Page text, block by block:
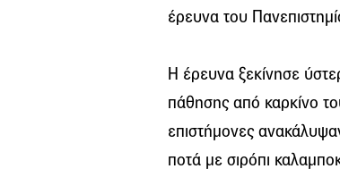
έρευνα του
Η έρευνα ξεκίνησε
πάθησης από καρκίνο
επιστήμονες
ποτά με σιρόπι